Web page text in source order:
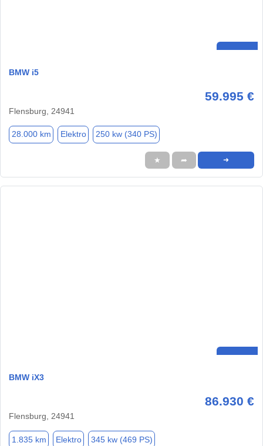
BMW i5
59.995 €
Flensburg, 24941
28.000 km Elektro 250 kw (340 PS)
★ ➦ ➜
BMW iX3
86.930 €
Flensburg, 24941
1.835 km Elektro 345 kw (469 PS)